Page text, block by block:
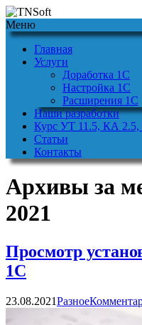
Меню
Главная
Услуги
Доработка 1С
Настройка 1С
Расширения 1С
Наши разработки
Курс УТ 11.5, КА 2.5,
Статьи
Контакты
Архивы за
2021
Просмотр
1С
23.08.2021Разное